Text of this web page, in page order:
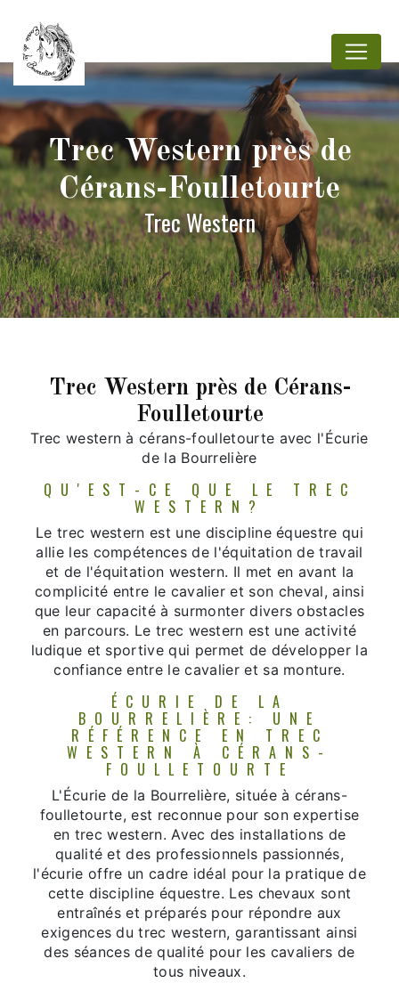
Trec Western près de
Cérans-Foulletourte
Trec Western
Trec Western près de Cérans-
Foulletourte
Trec western à cérans-foulletourte avec l'Écurie
de la Bourrelière
QU'EST-CE QUE LE TREC
WESTERN?
Le trec western est une discipline équestre qui
allie les compétences de l'équitation de travail
et de l'équitation western. Il met en avant la
complicité entre le cavalier et son cheval, ainsi
que leur capacité à surmonter divers obstacles
en parcours. Le trec western est une activité
ludique et sportive qui permet de développer la
confiance entre le cavalier et sa monture.
ÉCURIE DE LA
BOURRELIÈRE: UNE
RÉFÉRENCE EN TREC
WESTERN À CÉRANS-
FOULLETOURTE
L'Écurie de la Bourrelière, située à cérans-
foulletourte, est reconnue pour son expertise
en trec western. Avec des installations de
qualité et des professionnels passionnés,
l'écurie offre un cadre idéal pour la pratique de
cette discipline équestre. Les chevaux sont
entraînés et préparés pour répondre aux
exigences du trec western, garantissant ainsi
des séances de qualité pour les cavaliers de
tous niveaux.